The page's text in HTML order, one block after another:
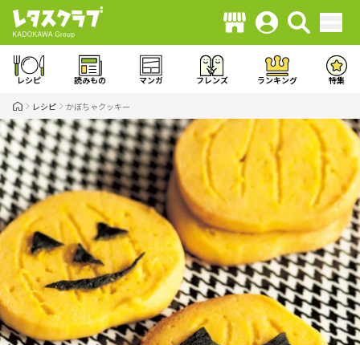
レシピ 読みもの マンガ フレンズ ランキング 特集
レシピ かぼちゃクッキー